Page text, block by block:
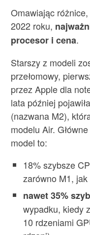
Omawiając
2022 roku,
procesor i cena.
Starszy z modeli
przełomowy,
przez Apple dla
lata później
(nazwana M2),
modelu Air.
model to:
18% szybsze
zarówno M1,
nawet 35%
wypadku, kiedy
10 rdzeniami